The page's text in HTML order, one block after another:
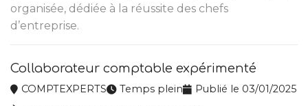
Notre équipe
Nos missions sociales
Nos missions de gestion de patrimoine
Profession libérale
Actualités par profils
Rejoindre la team
organisée, dédiée à la réussite des chefs
d’entreprise.
Collaborateur comptable expérimenté
COMPTEXPERTS Temps plein Publié le 03/01/2025